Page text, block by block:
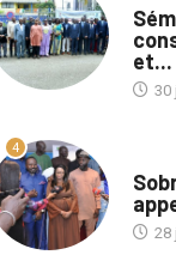
et...
30
4
28